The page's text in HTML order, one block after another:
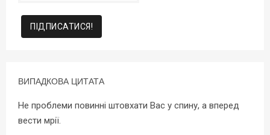
ВИПАДКОВА ЦИТАТА
Не проблеми повинні штовхати Вас у спину, а вперед
вести мрії.